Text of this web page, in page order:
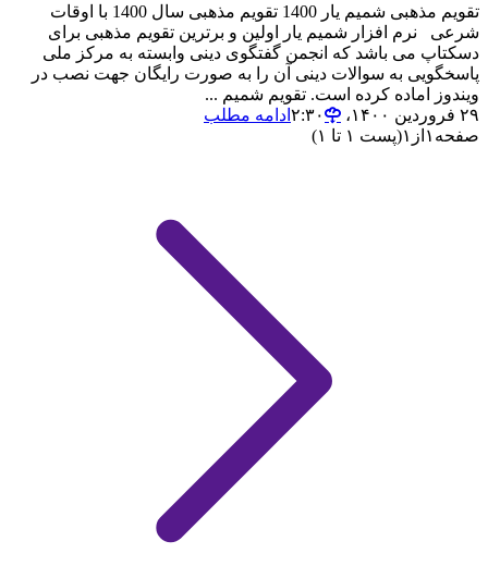
تقویم مذهبی شمیم یار 1400 تقویم مذهبی سال 1400 با اوقات
شرعی نرم افزار شمیم یار اولین و برترین تقویم مذهبی برای
دسکتاپ می باشد که انجمن گفتگوی دینی وابسته به مرکز ملی
پاسخگویی به سوالات دینی آن را به صورت رایگان جهت نصب در
ویندوز اماده کرده است. تقویم شمیم ...
۲۹ فروردین ۱۴۰۰،‏ ۲:۳۰
ادامه مطلب
صفحه ۱ از ۱(پست ۱ تا ۱)